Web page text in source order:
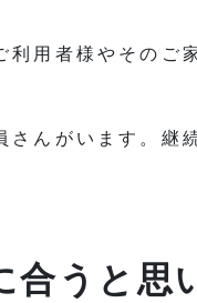
利用者様やその
さんがいます。継
うと思